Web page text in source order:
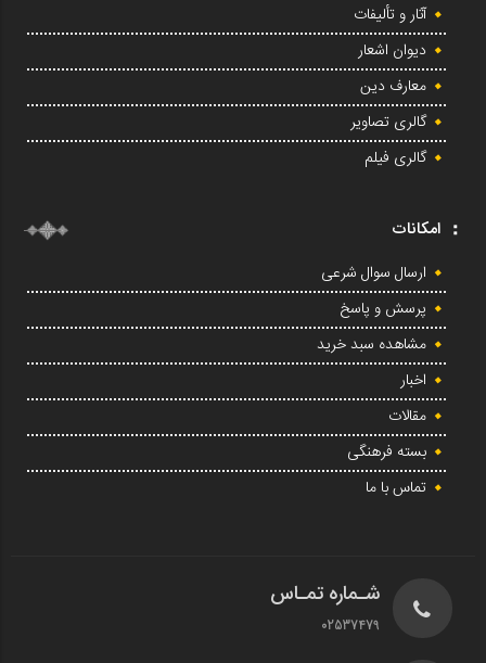
آثار و تألیفات
دیوان اشعار
معارف دین
گالری تصاویر
گالری فیلم
امکانات
ارسال سوال شرعی
پرسش و پاسخ
مشاهده سبد خرید
اخبار
مقالات
بسته فرهنگی
تماس با ما
شـماره تمـاس
02537479